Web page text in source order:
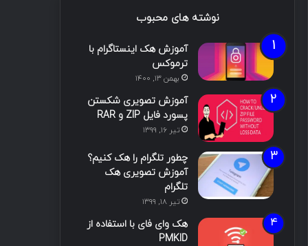
نوشته های محبوب
آموزش هک اینستاگرام با
ترموکس
بهمن ۱۳, ۱۴۰۰
آموزش تصویری شکستن
پسورد فایل ZIP و RAR
تیر ۱۶, ۱۳۹۹
چطور تلگرام را هک کنیم؟
آموزش تصویری هک
تلگرام
تیر ۱۸, ۱۳۹۹
هک وای فای با استفاده از
PMKID